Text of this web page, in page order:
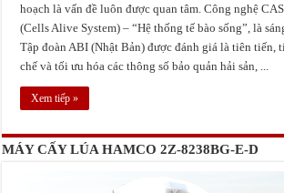
hoạch là vấn đề luôn được quan tâm. Công nghệ
(Cells Alive System) – “Hệ thống tế bào sống”, là
Tập đoàn ABI (Nhật Bản) được đánh giá là tiên tiến,
chế và tối ưu hóa các thông số bảo quản hải sản, ...
Xem tiếp »
MÁY CẤY LÚA HAMCO 2Z-8238BG-E-D